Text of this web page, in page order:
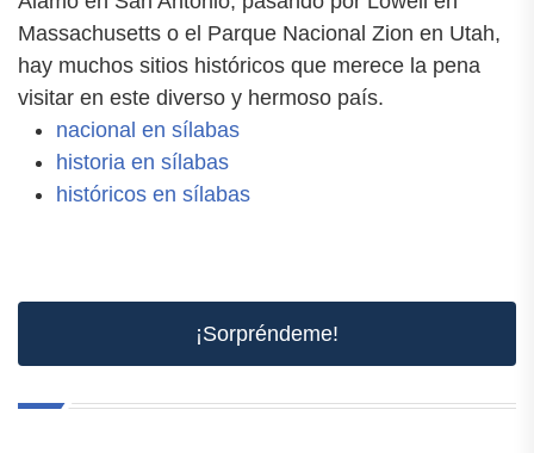
Massachusetts o el Parque Nacional Zion en Utah,
hay muchos sitios históricos que merece la pena
visitar en este diverso y hermoso país.
nacional en sílabas
historia en sílabas
históricos en sílabas
¡Sorpréndeme!